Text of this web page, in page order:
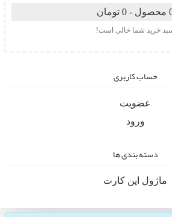
تومان
خرید شما خالی است!
حساب کاربری
عضویت
ورود
دسته بندی ها
ماژول اپن کارت